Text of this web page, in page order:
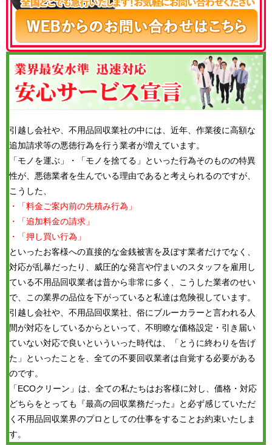
引越し会社や、不用品回収業社の中には、近年、作業後に高額な
追加請求等の悪徳行為を行う業者が増えています。
「モノを運ぶ」・「モノを捨てる」といった行為そのものの特異
性が、悪徳業者を生んでいる理由であると考えられるのですが、
こうした、
・「料金ご案内前の先積み行為」
・「追加料金の請求」
・「押し買い行為」
といったお客様への直接的な金銭被害を及ぼす業者だけでなく、
対応が乱暴だったり、威圧的な発言や佇まいのスタッフを雇用し
ている不用品回収業者は昔から非常に多く、こうした業者のせい
で、この業界の品位を下がっていると私達は危険視しています。
引越し会社や、不用品回収業社、俗にブルーカラーと言われる人
間が対応をしているからといって、不明瞭な価格設定・引き届い
ていない対応で良いといういった時代は、「とうに終わりを告げ
た」といったことを、全ての不要回収業者は自覚する必要がある
のです。
「ECOクリーン」は、全ての私たちはお客様に対し、価格・対応
どちらをとっても『最高の回収業務だった』と必ず感じていただ
く不用品回収業界のプロとしての仕事をすることお約束いたしま
す。